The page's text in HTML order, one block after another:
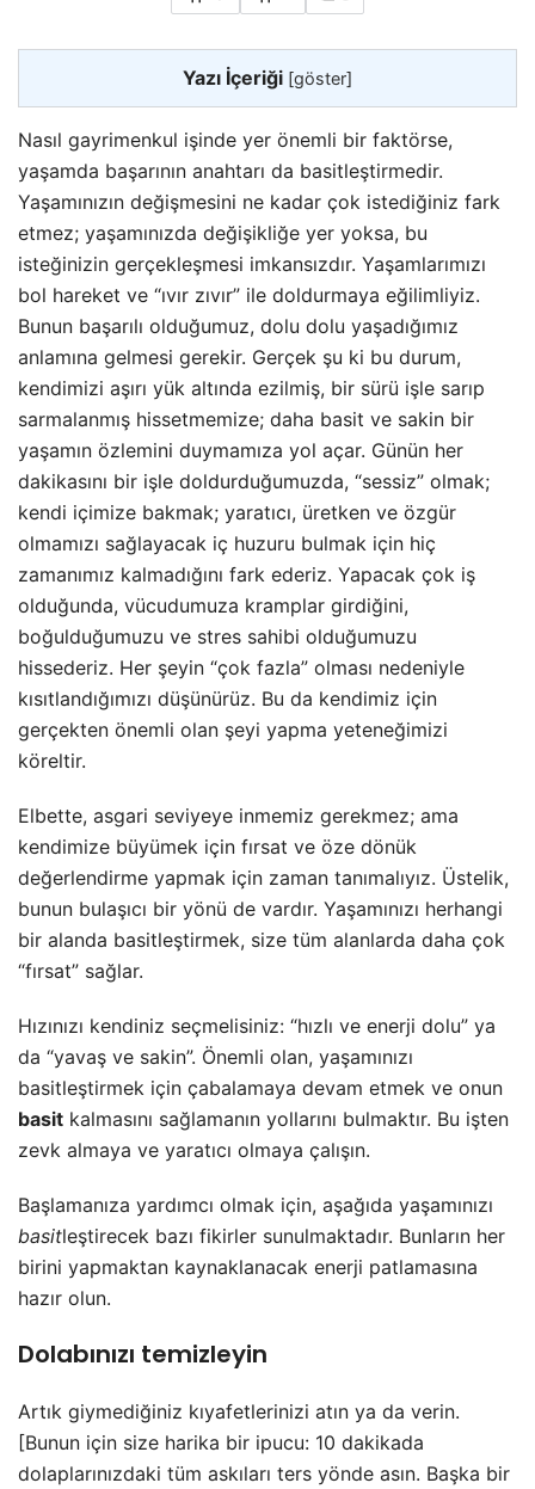
Yazı İçeriği [göster]
Nasıl gayrimenkul işinde yer önemli bir faktörse,
yaşamda başarının anahtarı da basitleştirmedir.
Yaşamınızın değişmesini ne kadar çok istediğiniz fark
etmez; yaşamınızda değişikliğe yer yoksa, bu
isteğinizin gerçekleşmesi imkansızdır. Yaşamlarımızı
bol hareket ve “ıvır zıvır” ile doldurmaya eğilimliyiz.
Bunun başarılı olduğumuz, dolu dolu yaşadığımız
anlamına gelmesi gerekir. Gerçek şu ki bu durum,
kendimizi aşırı yük altında ezilmiş, bir sürü işle sarıp
sarmalanmış hissetmemize; daha basit ve sakin bir
yaşamın özlemini duymamıza yol açar. Günün her
dakikasını bir işle doldurduğumuzda, “sessiz” olmak;
kendi içimize bakmak; yaratıcı, üretken ve özgür
olmamızı sağlayacak iç huzuru bulmak için hiç
zamanımız kalmadığını fark ederiz. Yapacak çok iş
olduğunda, vücudumuza kramplar girdiğini,
boğulduğumuzu ve stres sahibi olduğumuzu
hissederiz. Her şeyin “çok fazla” olması nedeniyle
kısıtlandığımızı düşünürüz. Bu da kendimiz için
gerçekten önemli olan şeyi yapma yeteneğimizi
köreltir.
Elbette, asgari seviyeye inmemiz gerekmez; ama
kendimize büyümek için fırsat ve öze dönük
değerlendirme yapmak için zaman tanımalıyız. Üstelik,
bunun bulaşıcı bir yönü de vardır. Yaşamınızı herhangi
bir alanda basitleştirmek, size tüm alanlarda daha çok
“fırsat” sağlar.
Hızınızı kendiniz seçmelisiniz: “hızlı ve enerji dolu” ya
da “yavaş ve sakin”. Önemli olan, yaşamınızı
basitleştirmek için çabalamaya devam etmek ve onun
basit kalmasını sağlamanın yollarını bulmaktır. Bu işten
zevk almaya ve yaratıcı olmaya çalışın.
Başlamanıza yardımcı olmak için, aşağıda yaşamınızı
basitleştirecek bazı fikirler sunulmaktadır. Bunların her
birini yapmaktan kaynaklanacak enerji patlamasına
hazır olun.
Dolabınızı temizleyin
Artık giymediğiniz kıyafetlerinizi atın ya da verin.
[Bunun için size harika bir ipucu: 10 dakikada
dolaplarınızdaki tüm askıları ters yönde asın. Başka bir